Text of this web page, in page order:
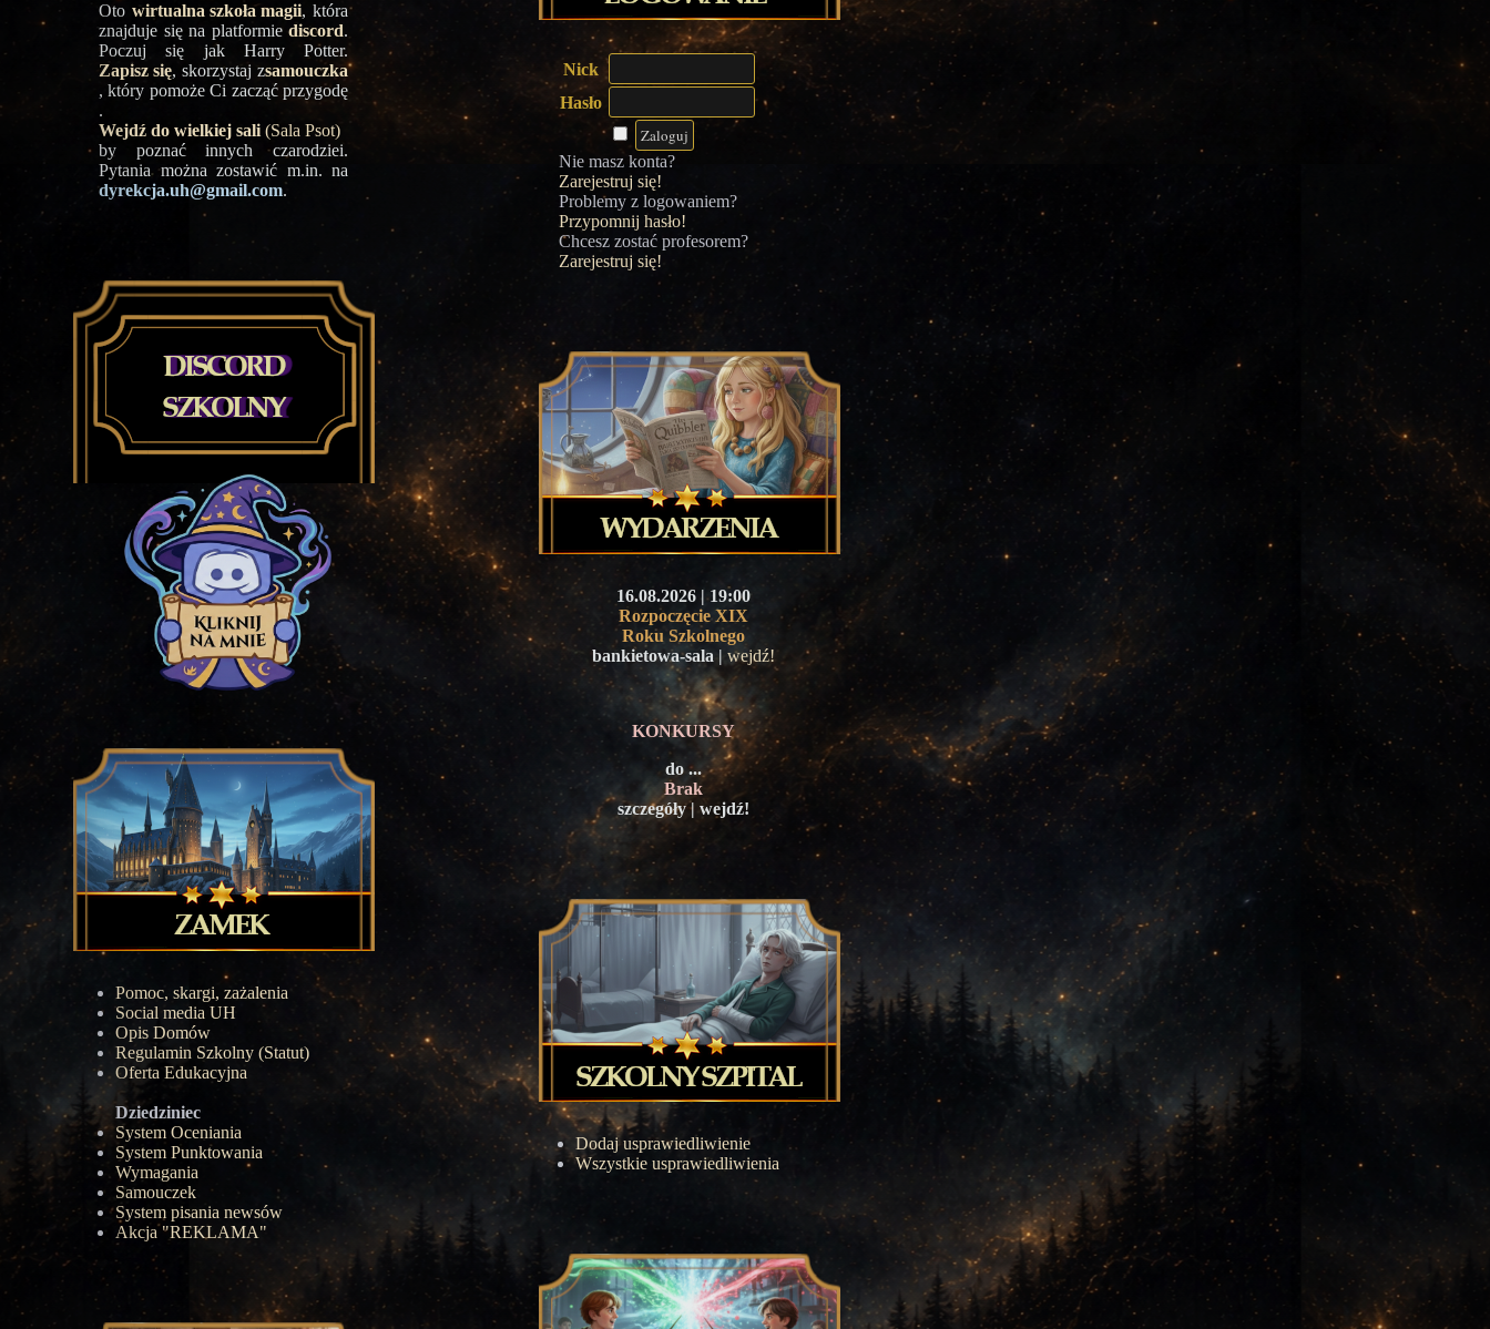
Oto wirtualna szkoła magii, która
znajduje się na platformie discord.
Poczuj się jak Harry Potter.
Zapisz się, skorzystaj zsamouczka
, który pomoże Ci zacząć przygodę
.
Wejdź do wielkiej sali (Sala Psot)
by poznać innych czarodziei.
Pytania można zostawić m.in. na
dyrekcja.uh@gmail.com.
Pomoc, skargi, zażalenia
Social media UH
Opis Domów
Regulamin Szkolny (Statut)
Oferta Edukacyjna
Dziedziniec
System Oceniania
System Punktowania
Wymagania
Samouczek
System pisania newsów
Akcja "REKLAMA"
Nick
Hasło
Nie masz konta?
Zarejestruj się!
Problemy z logowaniem?
Przypomnij hasło!
Chcesz zostać profesorem?
Zarejestruj się!
16.08.2026 | 19:00
Rozpoczęcie XIX
Roku Szkolnego
bankietowa-sala | wejdź!
KONKURSY
do ...
Brak
szczegóły | wejdź!
Dodaj usprawiedliwienie
Wszystkie usprawiedliwienia